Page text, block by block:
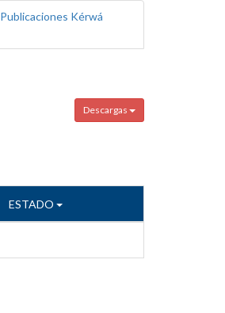
Publicaciones Kérwá
Descargas
ESTADO